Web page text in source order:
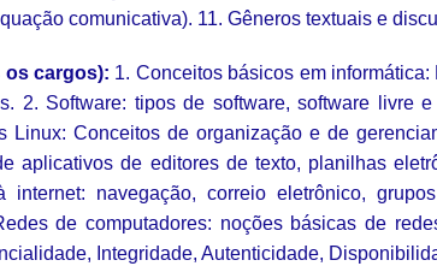
comunicativa). 11. Gêneros textuais e
os cargos): 1. Conceitos básicos em
2. Software: tipos de software, software livre
Linux: Conceitos de organização e de
aplicativos de editores de texto, planilhas
internet: navegação, correio eletrônico,
de computadores: noções básicas de
Integridade, Autenticidade,